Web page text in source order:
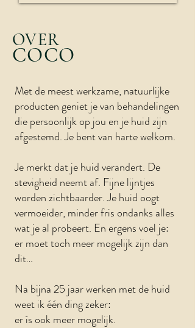
OVER
COCO
Met de meest werkzame, natuurlijke
producten geniet je van behandelingen
die persoonlijk op jou en je huid zijn
afgestemd. Je bent van harte welkom.
Je merkt dat je huid verandert. De
stevigheid neemt af. Fijne lijntjes
worden zichtbaarder. Je huid oogt
vermoeider, minder fris ondanks alles
wat je al probeert. En ergens voel je:
er moet toch meer mogelijk zijn dan
dit…
Na bijna 25 jaar werken met de huid
weet ik één ding zeker:
er ís ook meer mogelijk.